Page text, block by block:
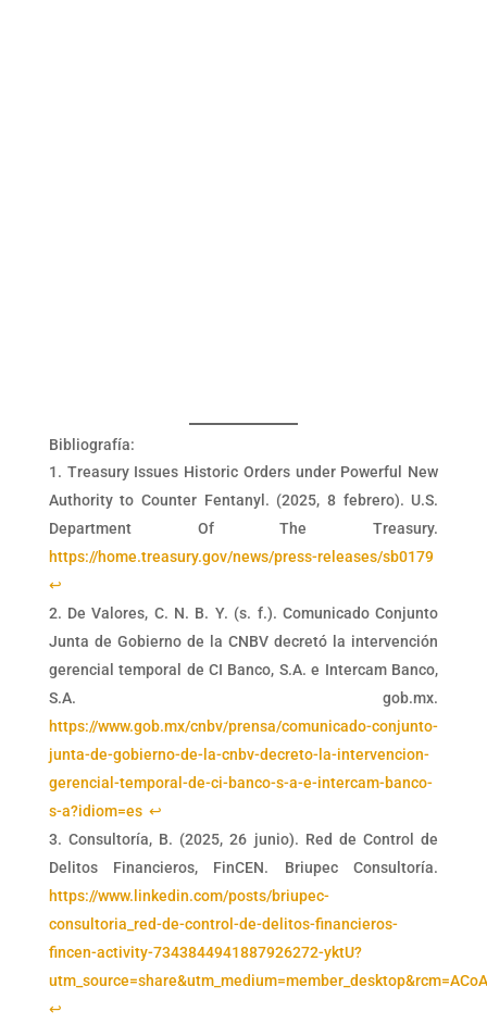
Bibliografía:
Treasury Issues Historic Orders under Powerful New
Authority to Counter Fentanyl. (2025, 8 febrero). U.S.
Department Of The Treasury.
https://home.treasury.gov/news/press-releases/sb0179
↩︎
De Valores, C. N. B. Y. (s. f.). Comunicado Conjunto
Junta de Gobierno de la CNBV decretó la intervención
gerencial temporal de CI Banco, S.A. e Intercam Banco,
S.A. gob.mx.
https://www.gob.mx/cnbv/prensa/comunicado-conjunto-
junta-de-gobierno-de-la-cnbv-decreto-la-intervencion-
gerencial-temporal-de-ci-banco-s-a-e-intercam-banco-
s-a?idiom=es ↩︎
Consultoría, B. (2025, 26 junio). Red de Control de
Delitos Financieros, FinCEN. Briupec Consultoría.
https://www.linkedin.com/posts/briupec-
consultoria_red-de-control-de-delitos-financieros-
fincen-activity-7343844941887926272-yktU?
↩︎